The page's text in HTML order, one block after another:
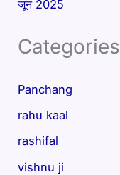
जून 2025
Categories
Panchang
rahu kaal
rashifal
vishnu ji